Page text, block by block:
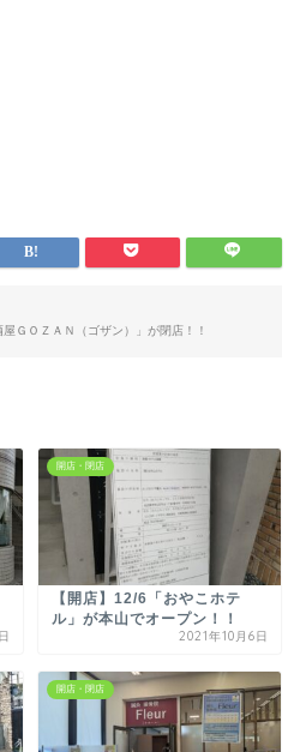
ＧＯＺＡＮ（ゴザン）」が閉店！！
開店・閉店
【開店】12/6「おやこホテ
ル」が本山でオープン！！
2021年10月6日
開店・閉店